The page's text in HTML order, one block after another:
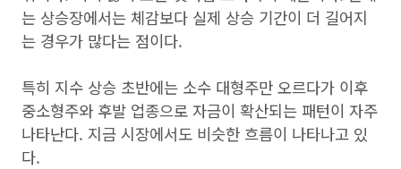
는 상승장에서는 체감보다 실제 상승 기간이 더 길어지
는 경우가 많다는 점이다.
특히 지수 상승 초반에는 소수 대형주만 오르다가 이후
중소형주와 후발 업종으로 자금이 확산되는 패턴이 자주
나타난다. 지금 시장에서도 비슷한 흐름이 나타나고 있
다.